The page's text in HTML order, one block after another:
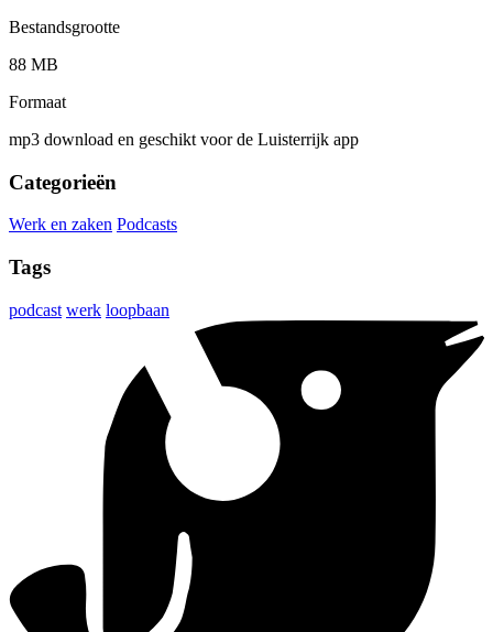
Bestandsgrootte
88 MB
Formaat
mp3 download en geschikt voor de Luisterrijk app
Categorieën
Werk en zaken Podcasts
Tags
podcast werk loopbaan